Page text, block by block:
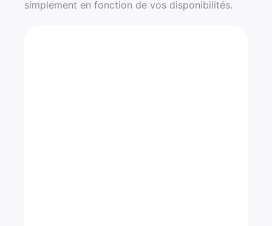
simplement en fonction de vos disponibilités.